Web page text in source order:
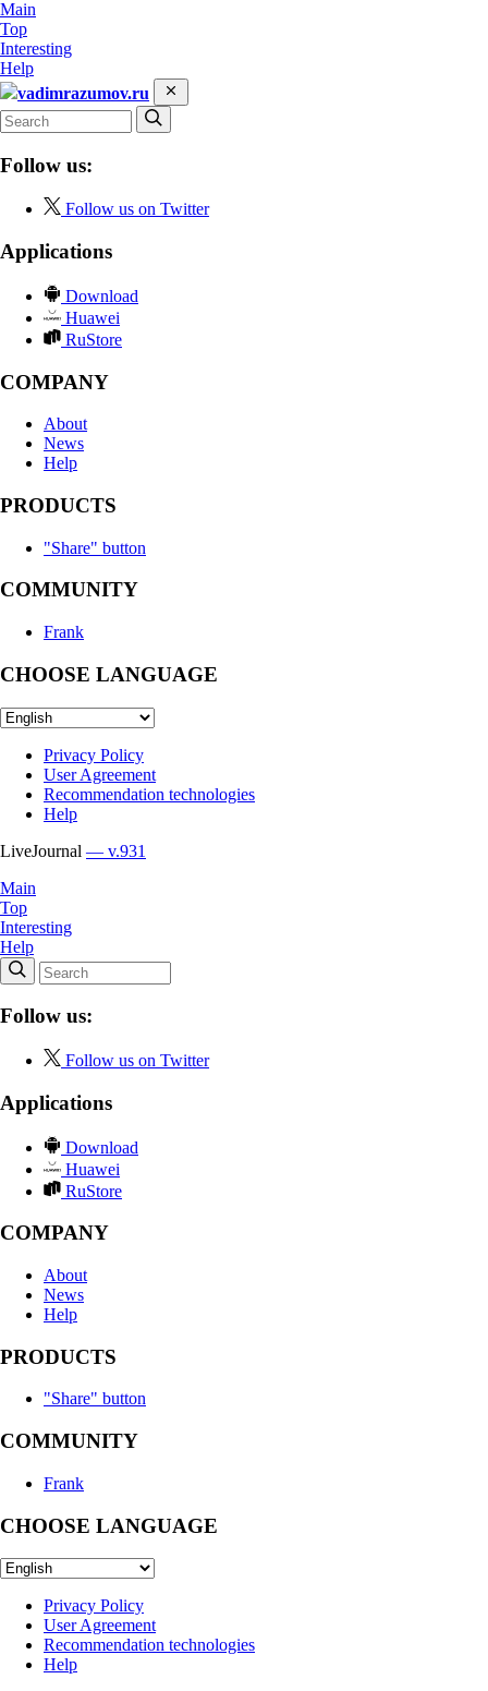
Main
Top
Interesting
Help
vadimrazumov.ru
Follow us:
Follow us on Twitter
Applications
Download
Huawei
RuStore
COMPANY
About
News
Help
PRODUCTS
"Share" button
COMMUNITY
Frank
CHOOSE LANGUAGE
Privacy Policy
User Agreement
Recommendation technologies
Help
LiveJournal — v.931
Main
Top
Interesting
Help
Follow us:
Follow us on Twitter
Applications
Download
Huawei
RuStore
COMPANY
About
News
Help
PRODUCTS
"Share" button
COMMUNITY
Frank
CHOOSE LANGUAGE
Privacy Policy
User Agreement
Recommendation technologies
Help